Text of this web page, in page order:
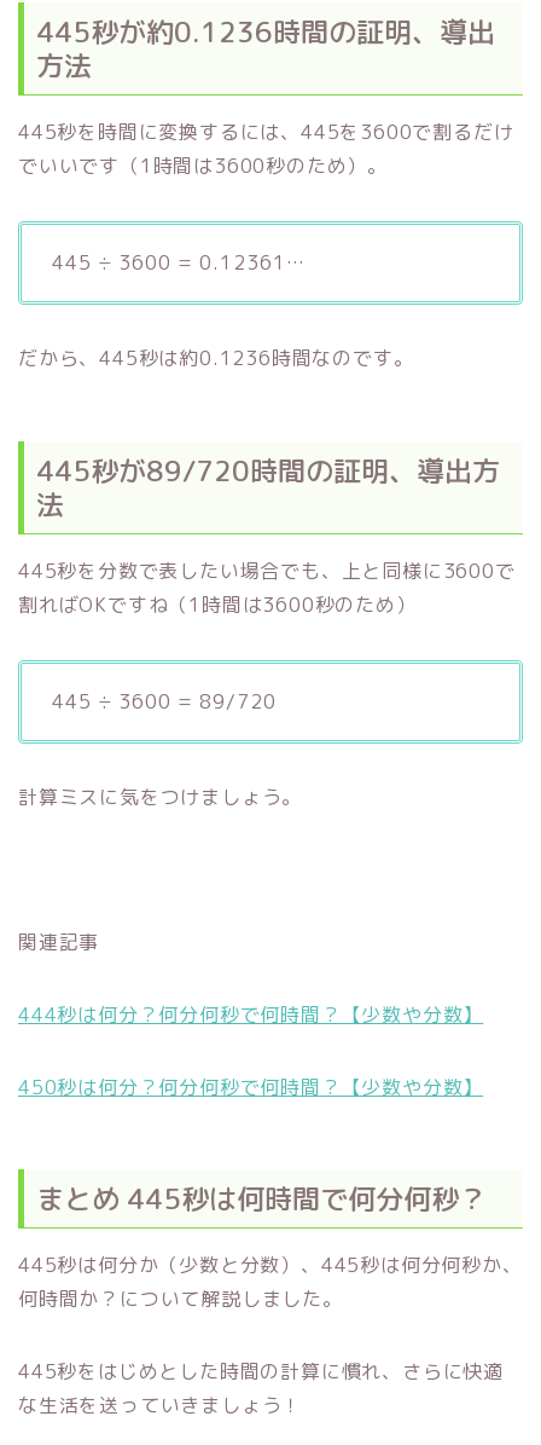
445秒が約0.1236時間の証明、導出
方法
445秒を時間に変換するには、445を3600で割るだけ
でいいです（1時間は3600秒のため）。
445 ÷ 3600 = 0.12361…
だから、445秒は約0.1236時間なのです。
445秒が89/720時間の証明、導出方
法
445秒を分数で表したい場合でも、上と同様に3600で
割ればOKですね（1時間は3600秒のため）
445 ÷ 3600 = 89/720
計算ミスに気をつけましょう。
関連記事
444秒は何分？何分何秒で何時間？【少数や分数】
450秒は何分？何分何秒で何時間？【少数や分数】
まとめ 445秒は何時間で何分何秒？
445秒は何分か（少数と分数）、445秒は何分何秒か、
何時間か？について解説しました。
445秒をはじめとした時間の計算に慣れ、さらに快適
な生活を送っていきましょう！